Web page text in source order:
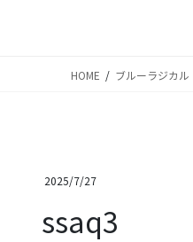
HOME ブルーラジカル
2025/7/27
ssaq3